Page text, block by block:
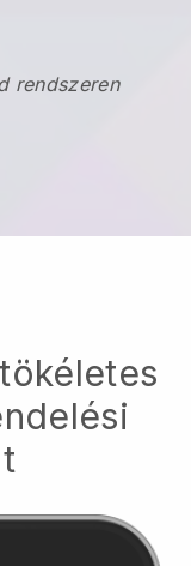
rendszeren